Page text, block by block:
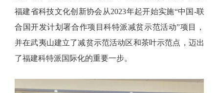
福建省科技文化创新协会从2023年起开始实施“中国-联
合国开发计划署合作项目科特派减贫示范活动”项目，
并在武夷山建立了减贫示范活动区和茶叶示范点，迈出
了福建科特派国际化的重要一步。